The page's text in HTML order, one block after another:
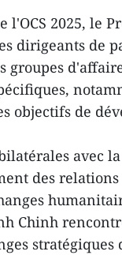
l'OCS 2025, le
dirigeants de
groupes
objectifs de
avec
des
Chinh